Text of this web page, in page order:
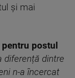
și mai
postul
diferență dintre
n-a încercat